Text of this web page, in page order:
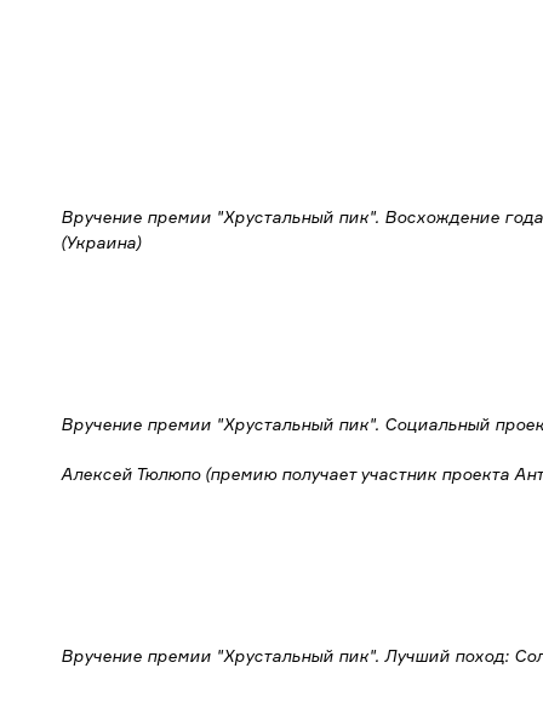
Вручение премии "Хрустальный пик". Восхождение
(Украина)
Вручение премии "Хрустальный пик". Социальный
Алексей Тюлюпо (премию получает участник проекта
Вручение премии "Хрустальный пик". Лучший поход: